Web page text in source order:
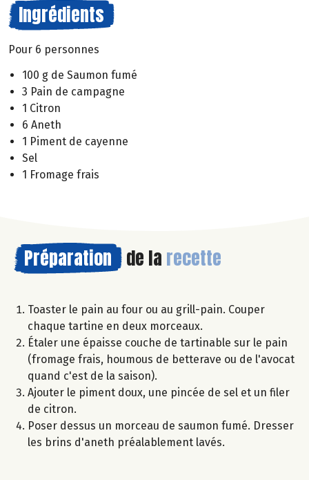
Ingrédients
Pour 6 personnes
100 g de Saumon fumé
3 Pain de campagne
1 Citron
6 Aneth
1 Piment de cayenne
Sel
1 Fromage frais
Préparation de la recette
Toaster le pain au four ou au grill-pain. Couper
chaque tartine en deux morceaux.
Étaler une épaisse couche de tartinable sur le pain
(fromage frais, houmous de betterave ou de l'avocat
quand c'est de la saison).
Ajouter le piment doux, une pincée de sel et un filer
de citron.
Poser dessus un morceau de saumon fumé. Dresser
les brins d'aneth préalablement lavés.